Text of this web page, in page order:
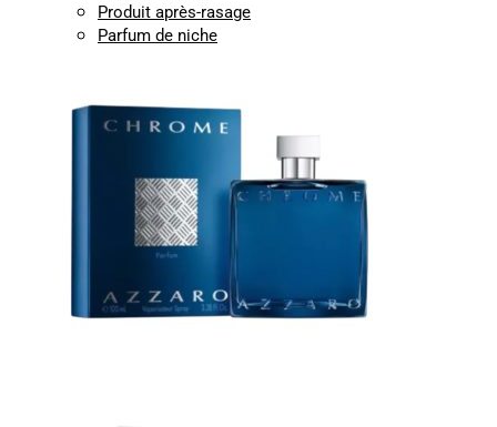
Produit après-rasage
Parfum de niche